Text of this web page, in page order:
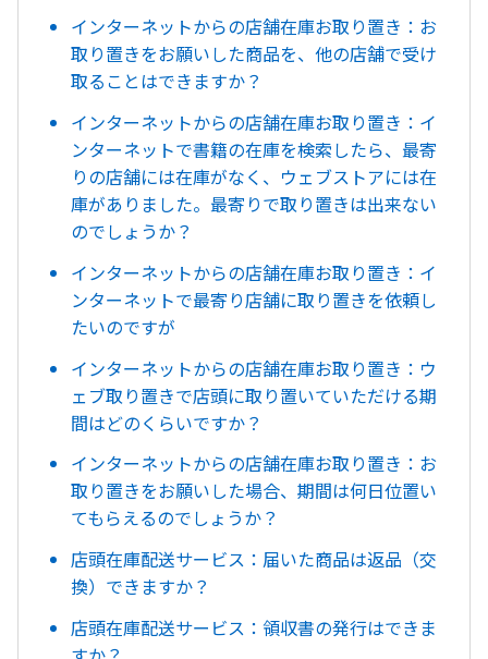
インターネットからの店舗在庫お取り置き：お
取り置きをお願いした商品を、他の店舗で受け
取ることはできますか？
インターネットからの店舗在庫お取り置き：イ
ンターネットで書籍の在庫を検索したら、最寄
りの店舗には在庫がなく、ウェブストアには在
庫がありました。最寄りで取り置きは出来ない
のでしょうか？
インターネットからの店舗在庫お取り置き：イ
ンターネットで最寄り店舗に取り置きを依頼し
たいのですが
インターネットからの店舗在庫お取り置き：ウ
ェブ取り置きで店頭に取り置いていただける期
間はどのくらいですか？
インターネットからの店舗在庫お取り置き：お
取り置きをお願いした場合、期間は何日位置い
てもらえるのでしょうか？
店頭在庫配送サービス：届いた商品は返品（交
換）できますか？
店頭在庫配送サービス：領収書の発行はできま